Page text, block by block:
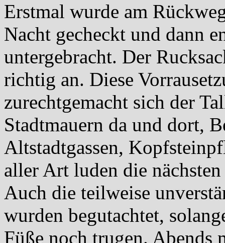
Erstmal wurde am
Nacht gecheckt und dann
untergebracht. Der
richtig an. Diese
zurechtgemacht sich der
Stadtmauern da und dort,
Altstadtgassen,
aller Art luden die
Auch die teilweise
wurden begutachtet,
Füße noch trugen. Abends